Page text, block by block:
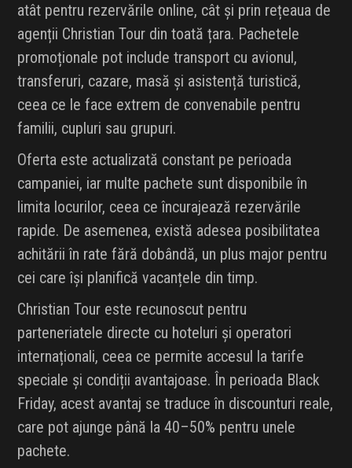
atât pentru rezervările online, cât și prin rețeaua de
agenții Christian Tour din toată țara. Pachetele
promoționale pot include transport cu avionul,
transferuri, cazare, masă și asistență turistică,
ceea ce le face extrem de convenabile pentru
familii, cupluri sau grupuri.
Oferta este actualizată constant pe perioada
campaniei, iar multe pachete sunt disponibile în
limita locurilor, ceea ce încurajează rezervările
rapide. De asemenea, există adesea posibilitatea
achitării în rate fără dobândă, un plus major pentru
cei care își planifică vacanțele din timp.
Christian Tour este recunoscut pentru
parteneriatele directe cu hoteluri și operatori
internaționali, ceea ce permite accesul la tarife
speciale și condiții avantajoase. În perioada Black
Friday, acest avantaj se traduce în discounturi reale,
care pot ajunge până la 40–50% pentru unele
pachete.